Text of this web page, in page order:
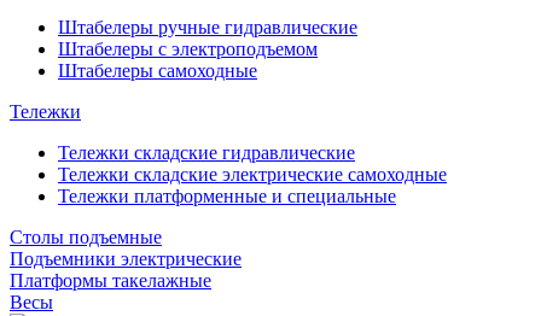
Штабелеры ручные гидравлические
Штабелеры с электроподъемом
Штабелеры самоходные
Тележки
Тележки складские гидравлические
Тележки складские электрические самоходные
Тележки платформенные и специальные
Столы подъемные
Подъемники электрические
Платформы такелажные
Весы